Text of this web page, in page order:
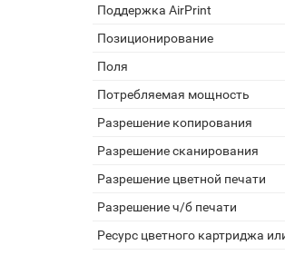
Поддержка AirPrint
Позиционирование
Поля
Потребляемая мощность
Разрешение копирования
Разрешение сканирования
Разрешение цветной печати
Разрешение ч/б печати
Ресурс цветного картриджа